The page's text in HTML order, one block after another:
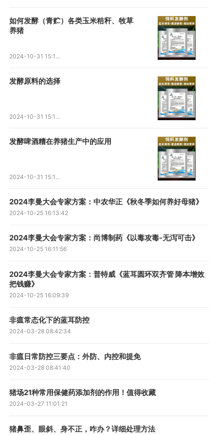
如何发酵（青贮）各类玉米秸秆、牧草
养猪
2024-10-31 15:17:53
发酵原料的选择
2024-10-31 15:15:41
发酵啤酒糟在养猪生产中的应用
2024-10-31 15:12:45
2024李曼大会专家方案：中农华正《秋冬季如何养好母猪》
2024-10-25 16:13:42
2024李曼大会专家方案：尚博制药《以毒攻毒-无泻可击》
2024-10-25 16:11:56
2024李曼大会专家方案：普特威《蓝耳圆环双齐管 降本增效
把钱赚》
2024-10-25 16:09:39
非瘟常态化下的蓝耳防控
2024-03-28 08:42:34
非瘟日常防控三要点：外防、内控和提免
2024-03-28 08:41:40
猪场21种常用保健药添加剂的作用！值得收藏
2024-03-27 11:01:21
猪鼻歪、眼斜、身不正，咋办？详细处理方法